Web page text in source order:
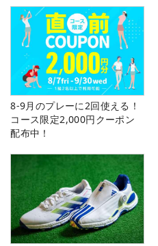
8-9月のプレーに2回使える！
コース限定2,000円クーポン
配布中！